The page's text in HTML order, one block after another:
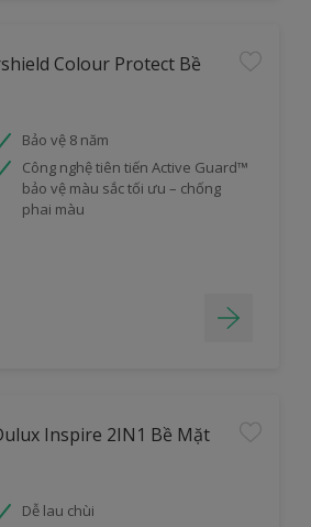
Colour Protect Bề
Bảo vệ 8 năm
Công nghệ tiên tiến Active Guard™
bảo vệ màu sắc tối ưu – chống
phai màu
Inspire 2IN1 Bề Mặt
Dễ lau chùi